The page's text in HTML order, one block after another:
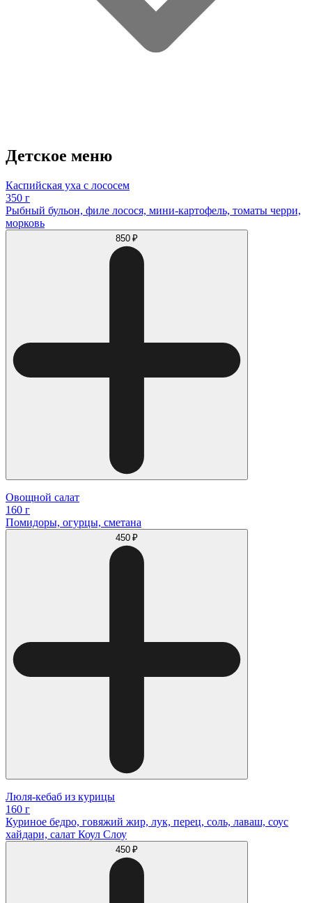
Детское меню
Каспийская уха с лососем
350 г
Рыбный бульон, филе лосося, мини-картофель, томаты черри,
морковь
850 ₽
Овощной салат
160 г
Помидоры, огурцы, сметана
450 ₽
Люля-кебаб из курицы
160 г
Куриное бедро, говяжий жир, лук, перец, соль, лаваш, соус
хайдари, салат Коул Слоу
450 ₽